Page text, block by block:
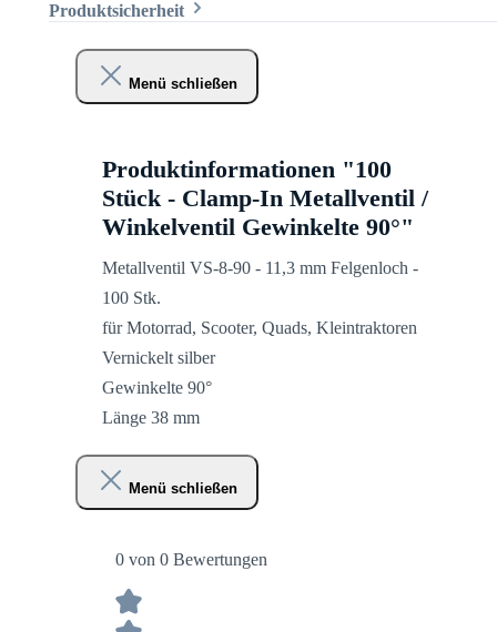
Produktsicherheit
Menü schließen
Produktinformationen "100
Stück - Clamp-In Metallventil /
Winkelventil Gewinkelte 90°"
Metallventil VS-8-90 - 11,3 mm Felgenloch -
100 Stk.
für Motorrad, Scooter, Quads, Kleintraktoren
Vernickelt silber
Gewinkelte 90°
Länge 38 mm
Menü schließen
0 von 0 Bewertungen